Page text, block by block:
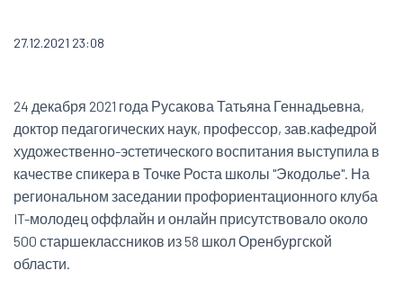
27.12.2021 23:08
24 декабря 2021 года Русакова Татьяна Геннадьевна,
доктор педагогических наук, профессор, зав.кафедрой
художественно-эстетического воспитания выступила в
качестве спикера в Точке Роста школы "Экодолье". На
региональном заседании профориентационного клуба
IT-молодец оффлайн и онлайн присутствовало около
500 старшеклассников из 58 школ Оренбургской
области.